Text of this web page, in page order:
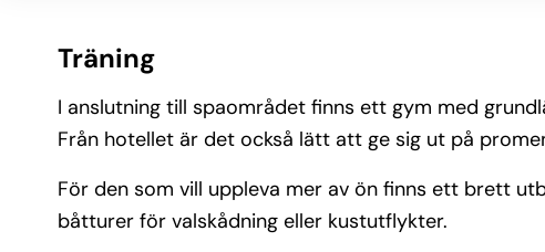
Träning
I anslutning till spaområdet finns ett gym med
Från hotellet är det också lätt att ge sig ut på
För den som vill uppleva mer av ön finns ett brett
båtturer för valskådning eller kustutflykter.